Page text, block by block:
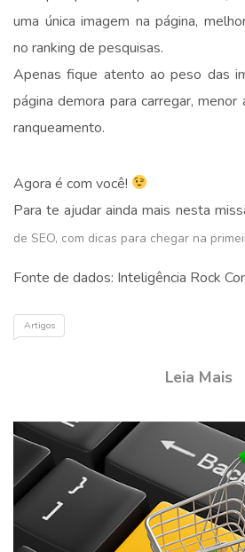
uma única imagem na página,
no ranking de pesquisas.
Apenas fique atento ao peso das
página demora para carregar, menor
ranqueamento.
Agora é com você!
Para te ajudar ainda mais nesta
de SEO, com dicas para chegar na
Fonte de dados: Inteligência Rock
Artigos
Leia Mais